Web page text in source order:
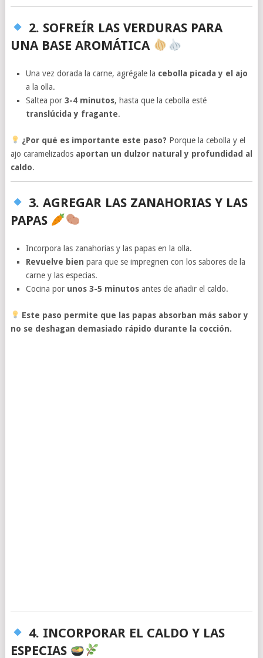
2. SOFREÍR LAS VERDURAS PARA
UNA BASE AROMÁTICA
Una vez dorada la carne, agrégale la cebolla picada y el ajo
a la olla.
Saltea por3-4 minutos, hasta que la cebolla esté
translúcida y fragante.
¿Por qué es importante este paso? Porque la cebolla y el
ajo caramelizados aportan un dulzor natural y profundidad al
caldo.
3. AGREGAR LAS ZANAHORIAS Y LAS
PAPAS
Incorpora las zanahorias y las papas en la olla.
Revuelve bien para que se impregnen con los sabores de la
carne y las especias.
Cocina por unos 3-5 minutos antes de añadir el caldo.
Este paso permite que las papas absorban más sabor y
no se deshagan demasiado rápido durante la cocción.
4. INCORPORAR EL CALDO Y LAS
ESPECIAS